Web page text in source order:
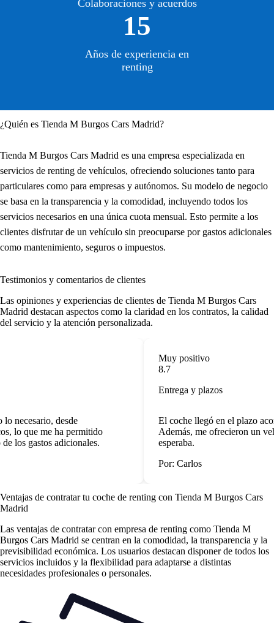
Colaboraciones y acuerdos
15
Años de experiencia en
renting
¿Quién es Tienda M Burgos Cars Madrid?
Tienda M Burgos Cars Madrid es una empresa especializada en
servicios de renting de vehículos, ofreciendo soluciones tanto para
particulares como para empresas y autónomos. Su modelo de negocio
se basa en la transparencia y la comodidad, incluyendo todos los
servicios necesarios en una única cuota mensual. Esto permite a los
clientes disfrutar de un vehículo sin preocuparse por gastos adicionales
como mantenimiento, seguros o impuestos.
Testimonios y comentarios de clientes
Las opiniones y experiencias de clientes de Tienda M Burgos Cars
Madrid destacan aspectos como la claridad en los contratos, la calidad
del servicio y la atención personalizada.
necesario, desde
lo que me ha permitido
los gastos adicionales.
Muy positivo
8.7
Entrega y plazos
El coche llegó en el plazo
Además, me ofrecieron un
esperaba.
Por: Carlos
Ventajas de contratar tu coche de renting con Tienda M Burgos Cars
Madrid
Las ventajas de contratar con empresa de renting como Tienda M
Burgos Cars Madrid se centran en la comodidad, la transparencia y la
previsibilidad económica. Los usuarios destacan disponer de todos los
servicios incluidos y la flexibilidad para adaptarse a distintas
necesidades profesionales o personales.